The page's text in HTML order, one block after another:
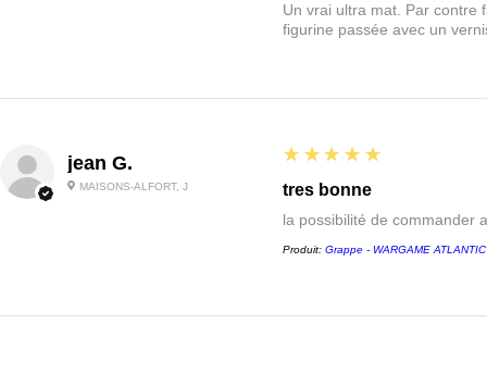
Un vrai ultra mat. Par contre
figurine passée avec un
jean G.
MAISONS-ALFORT, J
5
★★★★★
tres bonne
la possibilité de commander
Produit: Grappe - WARGAME